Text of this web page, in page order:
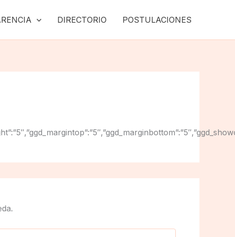
DIRECTORIO POSTULACIONES